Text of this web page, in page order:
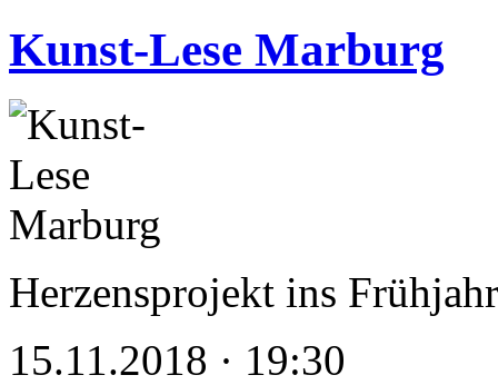
Kunst-Lese Marburg
Herzensprojekt ins
15.11.2018 · 19:30